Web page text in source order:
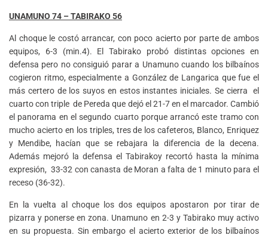
UNAMUNO 74 – TABIRAKO 56
Al choque le costó arrancar, con poco acierto por parte de ambos
equipos, 6-3 (min.4). El Tabirako probó distintas opciones en
defensa pero no consiguió parar a Unamuno cuando los bilbaínos
cogieron ritmo, especialmente a González de Langarica que fue el
más certero de los suyos en estos instantes iniciales. Se cierra el
cuarto con triple de Pereda que dejó el 21-7 en el marcador. Cambió
el panorama en el segundo cuarto porque arrancó este tramo con
mucho acierto en los triples, tres de los cafeteros, Blanco, Enriquez
y Mendibe, hacían que se rebajara la diferencia de la decena.
Además mejoró la defensa el Tabirakoy recortó hasta la mínima
expresión, 33-32 con canasta de Moran a falta de 1 minuto para el
receso (36-32).
En la vuelta al choque los dos equipos apostaron por tirar de
pizarra y ponerse en zona. Unamuno en 2-3 y Tabirako muy activo
en su propuesta. Sin embargo el acierto exterior de los bilbaínos